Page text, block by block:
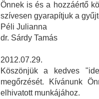
Önnek is és a hozzáértő
szívesen gyarapítjuk a
Péli Julianna
dr. Sárdy Tamás
2012.07.29.
Köszönjük a kedves
megőrzését. Kívánunk
elhivatott munkájához.